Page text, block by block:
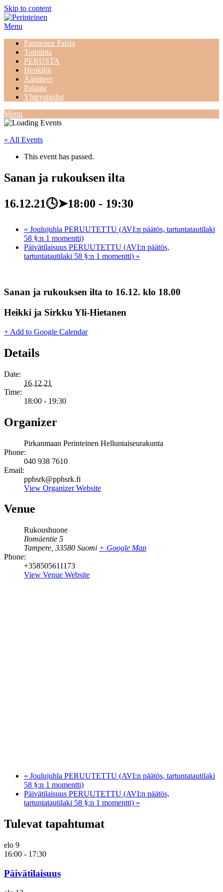
Skip to content
Menu
Paimenen Palsta
Toiminta
PERUSTA
Henkilöt
Äänitteet
Palaute
Yhteystiedot
Menu
« All Events
This event has passed.
Sanan ja rukouksen ilta
16.12.21🕓➤18:00 - 19:30
« Joulujuhla PERUUTETTU (AVI:n päätös, tartuntatautilaki
58 §:n 1 momentti)
Päivätilaisuus PERUUTETTU (AVI:n päätös,
tartuntatautilaki 58 §:n 1 momentti) »
Sanan ja rukouksen ilta to 16.12. klo 18.00
Heikki ja Sirkku Yli-Hietanen
+ Add to Google Calendar
Details
Date:
16.12.21
Time:
18:00 - 19:30
Organizer
Pirkanmaan Perinteinen Helluntaiseurakunta
Phone:
040 938 7610
Email:
pphsrk@pphsrk.fi
View Organizer Website
Venue
Rukoushuone
Ilomäentie 5
Tampere 33580 Suomi + Google Map
Phone:
+358505611173
View Venue Website
« Joulujuhla PERUUTETTU (AVI:n päätös, tartuntatautilaki
58 §:n 1 momentti)
Päivätilaisuus PERUUTETTU (AVI:n päätös,
tartuntatautilaki 58 §:n 1 momentti) »
Tulevat tapahtumat
elo 9
16:00 - 17:30
Päivätilaisuus